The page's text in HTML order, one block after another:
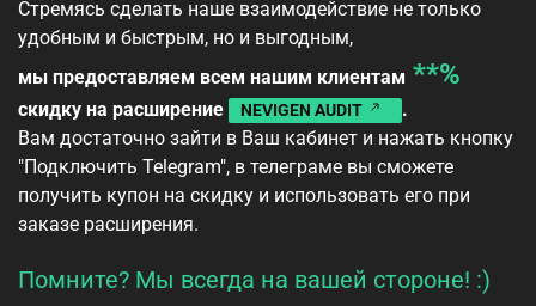
Стремясь сделать наше взаимодействие не только
удобным и быстрым, но и выгодным,
мы предоставляем всем нашим клиентам **%
скидку на расширение NEVIGEN AUDIT
.
Вам достаточно зайти в Ваш кабинет и нажать кнопку
"Подключить Telegram", в телеграме вы сможете
получить купон на скидку и использовать его при
заказе расширения.
Помните? Мы всегда на вашей стороне! :)